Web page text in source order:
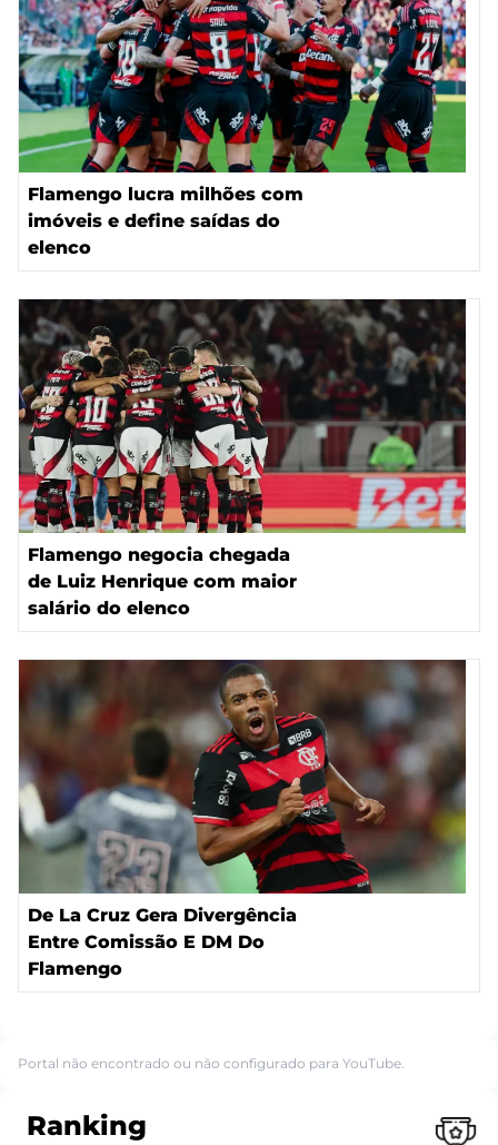
Flamengo lucra milhões com
imóveis e define saídas do
elenco
Flamengo negocia chegada
de Luiz Henrique com maior
salário do elenco
De La Cruz Gera Divergência
Entre Comissão E DM Do
Flamengo
Portal não encontrado ou não configurado para YouTube.
Ranking